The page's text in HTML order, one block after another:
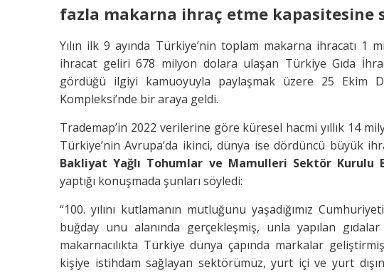
fazla makarna ihraç etme kapasitesine
Yılın ilk 9 ayında Türkiye’nin toplam makarna ihracatı
ihracat geliri 678 milyon dolara ulaşan Türkiye Gıda
gördüğü ilgiyi kamuoyuyla paylaşmak üzere 25 Ekim
Kompleksi’nde bir araya geldi.
Trademap’in 2022 verilerine göre küresel hacmi yıllık 14
Türkiye’nin Avrupa’da ikinci, dünya ise dördüncü büyük
Bakliyat Yağlı Tohumlar ve Mamulleri Sektör Kurulu
yaptığı konuşmada şunları söyledi:
“100. yılını kutlamanın mutluğunu yaşadığımız
buğday unu alanında gerçekleşmiş, unla yapılan
makarnacılıkta Türkiye dünya çapında markalar
kişiye istihdam sağlayan sektörümüz, yurt içi ve yurt